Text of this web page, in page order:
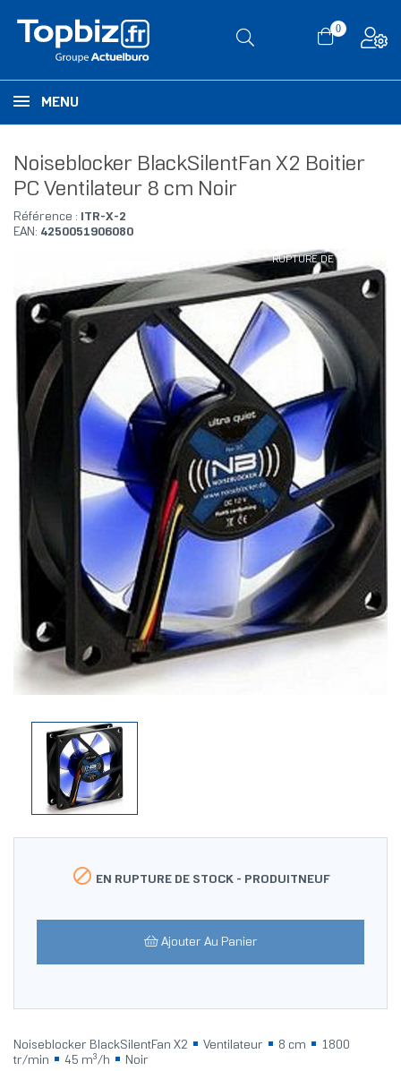
0
MENU
Noiseblocker BlackSilentFan X2 Boitier
PC Ventilateur 8 cm Noir
Référence :
ITR-X-2
EAN: 4250051906080
RUPTURE DE STOCK
 EN RUPTURE DE STOCK - PRODUITNEUF
Ajouter Au Panier
Noiseblocker BlackSilentFan X2 Ventilateur 8 cm
1800
tr/min
45 m³/h Noir